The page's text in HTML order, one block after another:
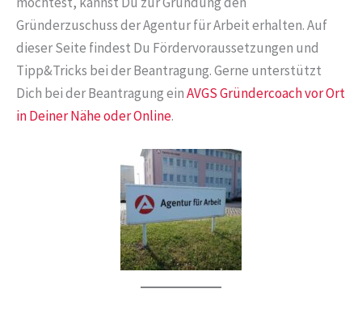
Gründerzuschuss der Agentur für Arbeit erhalten. Auf
dieser Seite findest Du Fördervoraussetzungen und
Tipp&Tricks bei der Beantragung. Gerne unterstützt
Dich bei der Beantragung einAVGS Gründercoach vor Ort
in Deiner Nähe oder Online.